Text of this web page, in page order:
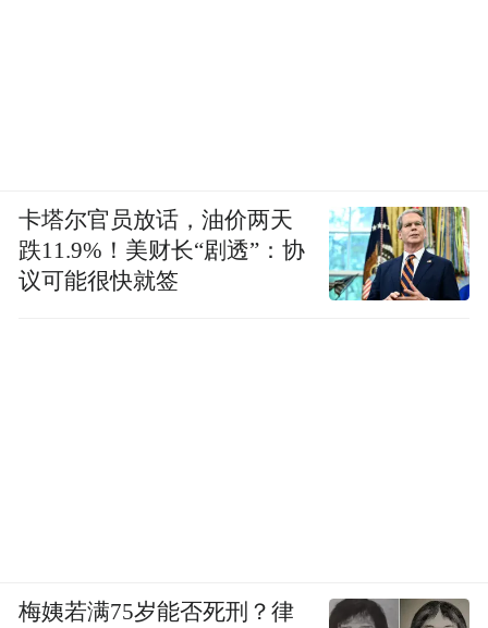
卡塔尔官员放话，油价两天
跌11.9%！美财长“剧透”：协
议可能很快就签
梅姨若满75岁能否死刑？律